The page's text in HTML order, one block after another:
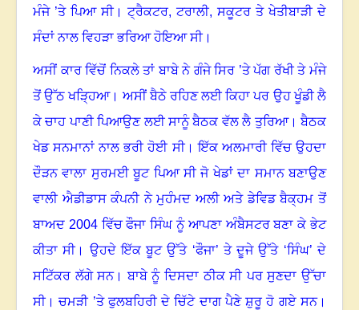
ਮੰਜੇ ’ਤੇ ਪਿਆ ਸੀ। ਟ੍ਰੈਕਟਰ, ਟਰਾਲੀ, ਸਕੂਟਰ ਤੇ ਖੇਤੀਬਾੜੀ ਦੇ
ਸੰਦਾਂ ਨਾਲ ਵਿਹੜਾ ਭਰਿਆ ਹੋਇਆ ਸੀ।
ਅਸੀਂ ਕਾਰ ਵਿੱਚੋਂ ਨਿਕਲੇ ਤਾਂ ਬਾਬੇ ਨੇ ਗੰਜੇ ਸਿਰ ’ਤੇ ਪੱਗ ਰੱਖੀ ਤੇ ਮੰਜੇ
ਤੋਂ ਉੱਠ ਖੜ੍ਹਿਆ। ਅਸੀਂ ਬੈਠੇ ਰਹਿਣ ਲਈ ਕਿਹਾ ਪਰ ਉਹ ਖੂੰਡੀ ਲੈ
ਕੇ ਚਾਹ ਪਾਣੀ ਪਿਆਉਣ ਲਈ ਸਾਨੂੰ ਬੈਠਕ ਵੱਲ ਲੈ ਤੁਰਿਆ।ਬੈਠਕ
ਖੇਡ ਸਨਮਾਨਾਂ ਨਾਲ ਭਰੀ ਹੋਈ ਸੀ।ਇੱਕ ਅਲਮਾਰੀ ਵਿੱਚ ਉਹਦਾ
ਦੌੜਨ ਵਾਲਾ ਸੁਰਮਈ ਬੂਟ ਪਿਆ ਸੀ ਜੋ ਖੇਡਾਂ ਦਾ ਸਮਾਨ ਬਣਾਉਣ
ਵਾਲੀ ਐਡੀਡਾਸ ਕੰਪਨੀ ਨੇ ਮੁਹੰਮਦ ਅਲੀ ਅਤੇ ਡੇਵਿਡ ਬੈਕ੍ਹਮ ਤੋਂ
ਬਾਅਦ 2004ਵਿੱਚ ਫੌਜਾ ਸਿੰਘ ਨੂੰ ਆਪਣਾ ਅੰਬੈਸਟਰ ਬਣਾ ਕੇ ਭੇਟ
ਕੀਤਾ ਸੀ। ਉਹਦੇ ਇੱਕ ਬੂਟ ਉੱਤੇ ‘ਫੌਜਾ’ ਤੇ ਦੂਜੇ ਉੱਤੇ ‘ਸਿੰਘ’ ਦੇ
ਸਟਿੱਕਰ ਲੱਗੇ ਸਨ।ਬਾਬੇ ਨੂੰ ਦਿਸਦਾ ਠੀਕ ਸੀ ਪਰ ਸੁਣਦਾ ਉੱਚਾ
ਸੀ।ਚਮੜੀ ’ਤੇ ਫੁਲਬਹਿਰੀ ਦੇ ਚਿੱਟੇ ਦਾਗ ਪੈਣੇ ਸ਼ੁਰੂ ਹੋ ਗਏ ਸਨ।